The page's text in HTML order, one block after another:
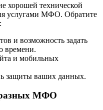
хорошей технической
услугами МФО. Обратите
и возможность задать
времени.
и мобильных
защиты ваших данных.
разных МФО